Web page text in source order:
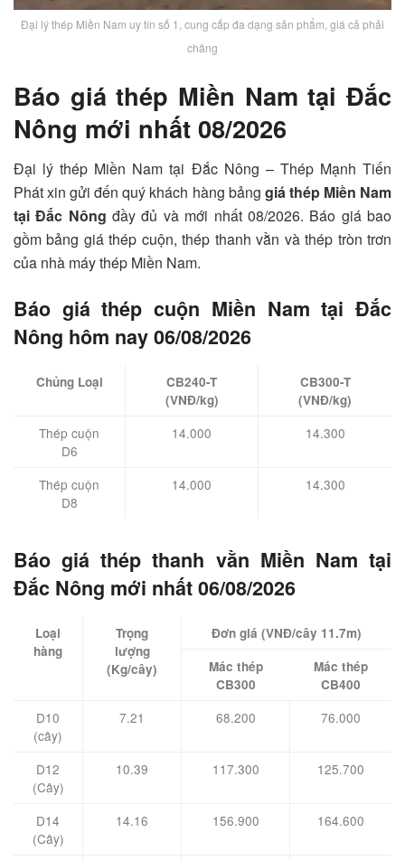
Đại lý thép Miền Nam uy tín số 1, cung cấp đa dạng sản phẩm, giá cả phải
chăng
Báo giá thép Miền Nam tại Đắc
Nông mới nhất 08/2026
Đại lý thép Miền Nam tại Đắc Nông – Thép Mạnh Tiến
Phát xin gửi đến quý khách hàng bảng giá thép Miền Nam
tại Đắc Nôngđầy đủ và mới nhất 08/2026. Báo giá bao
gồm bảng giá thép cuộn, thép thanh vằn và thép tròn trơn
của nhà máy thép Miền Nam.
Báo giá thép cuộn Miền Nam tại Đắc
Nông hôm nay 06/08/2026
Chủng Loại
CB240-T
(VNĐ/kg)
CB300-T
(VNĐ/kg)
Thép cuộn
D6
14.000 14.300
Thép cuộn
D8
14.000 14.300
Báo giá thép thanh vằn Miền Nam tại
Đắc Nông mới nhất 06/08/2026
Loại
hàng
Trọng
lượng
(Kg/cây)
Đơn giá (VNĐ/cây 11.7m)
Mác thép
CB300
Mác thép
CB400
D10
(cây)
7.21 68.200 76.000
D12
(Cây)
10.39 117.300 125.700
D14
(Cây)
14.16 156.900 164.600